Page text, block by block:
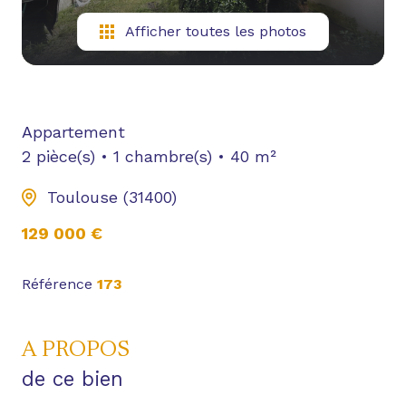
Afficher toutes les photos
Appartement
2 pièce(s)
1 chambre(s) 40 m²
Toulouse (31400)
129 000 €
Référence 173
A PROPOS
de ce bien